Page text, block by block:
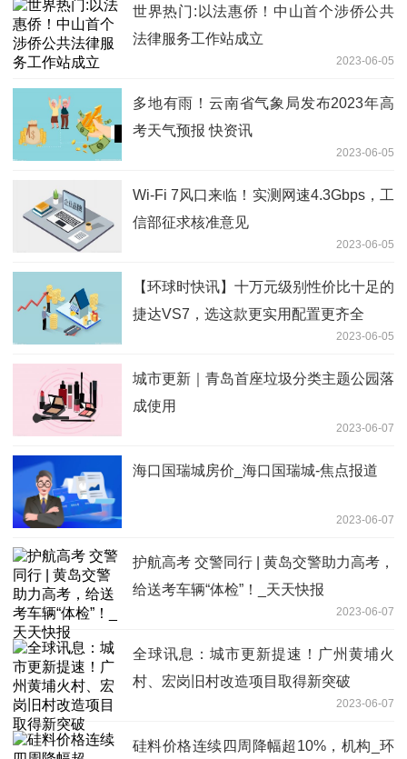
世界热门:以法惠侨！中山首个涉侨公共
法律服务工作站成立
2023-06-05
多地有雨！云南省气象局发布2023年高
考天气预报 快资讯
2023-06-05
Wi-Fi 7风口来临！实测网速4.3Gbps，工
信部征求核准意见
2023-06-05
【环球时快讯】十万元级别性价比十足的
捷达VS7，选这款更实用配置更齐全
2023-06-05
城市更新｜青岛首座垃圾分类主题公园落
成使用
2023-06-07
海口国瑞城房价_海口国瑞城-焦点报道
2023-06-07
护航高考 交警同行 | 黄岛交警助力高考，
给送考车辆“体检”！_天天快报
2023-06-07
全球讯息：城市更新提速！广州黄埔火
村、宏岗旧村改造项目取得新突破
2023-06-07
硅料价格连续四周降幅超10%，机构_环